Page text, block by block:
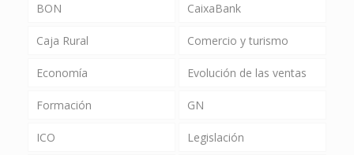
BON CaixaBank
Caja Rural Comercio y turismo
Economía Evolución de las ventas
Formación GN
ICO Legislación